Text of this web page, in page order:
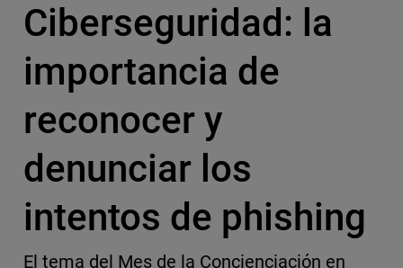
Ciberseguridad: la
importancia de
reconocer y
denunciar los
intentos de phishing
El tema del Mes de la Concienciación en